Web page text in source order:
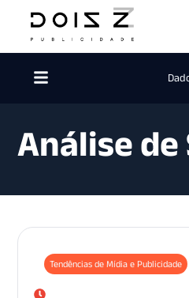
Análise
Tendências de Mídia e Publicidade